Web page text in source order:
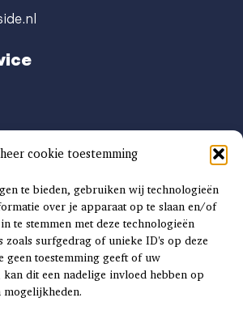
cookie toestemming
te bieden, gebruiken wij technologieën
over je apparaat op te slaan en/of
te stemmen met deze technologieën
zoals surfgedrag of unieke ID's op deze
geen toestemming geeft of uw
dit een nadelige invloed hebben op
mogelijkheden.
incasso